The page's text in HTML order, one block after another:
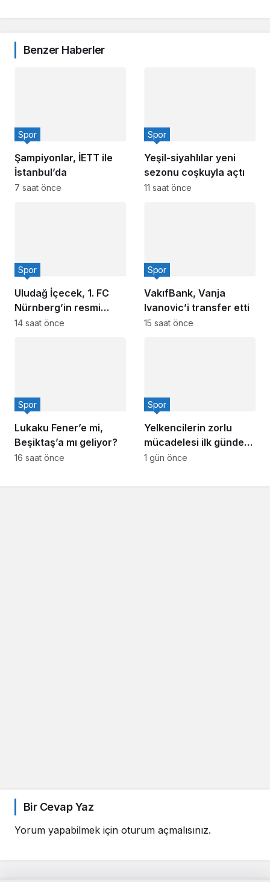
Benzer Haberler
Şampiyonlar, İETT ile
İstanbul’da
Spor
7 saat önce
Yeşil-siyahlılar yeni
sezonu coşkuyla açtı
Spor
11 saat önce
Uludağ İçecek, 1. FC
Nürnberg’in resmi
sponsoru oldu
Spor
14 saat önce
VakıfBank, Vanja
Ivanovic’i transfer etti
Spor
15 saat önce
Lukaku Fener’e mi,
Beşiktaş’a mı geliyor?
Spor
16 saat önce
Yelkencilerin zorlu
mücadelesi ilk günde
nefes kesti
Spor
1 gün önce
Bir Cevap Yaz
Yorum yapabilmek için oturum açmalısınız.